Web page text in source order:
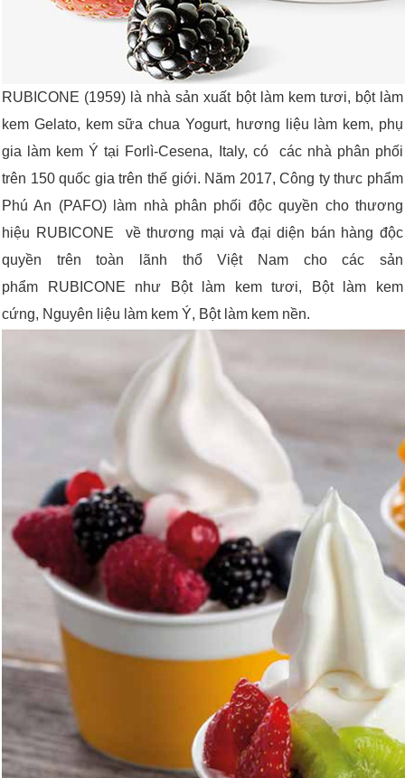
RUBICONE (1959) là nhà sản xuất bột làm kem tươi, bột làm
kem Gelato, kem sữa chua Yogurt, hương liệu làm kem, phụ
gia làm kem Ý tại Forlì-Cesena, Italy, có các nhà phân phối
trên 150 quốc gia trên thế giới. Năm 2017, Công ty thưc phẩm
Phú An (PAFO) làm nhà phân phối độc quyền cho thương
hiệu RUBICONE về thương mại và đại diện bán hàng độc
quyền trên toàn lãnh thổ Việt Nam cho các sản
phẩm RUBICONE như Bột làm kem tươi, Bột làm kem
cứng, Nguyên liệu làm kem Ý, Bột làm kem nền.